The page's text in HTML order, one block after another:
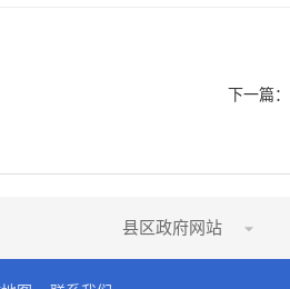
下一篇：
县区政府网站